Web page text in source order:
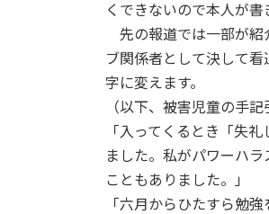
くできないので本人が書
先の報道では一部が紹
ブ関係者として決して
字に変えます。
（以下、被害児童の手記
「入ってくるとき「失
ました。私がパワーハ
こともありました。」
「六月からひたすら勉